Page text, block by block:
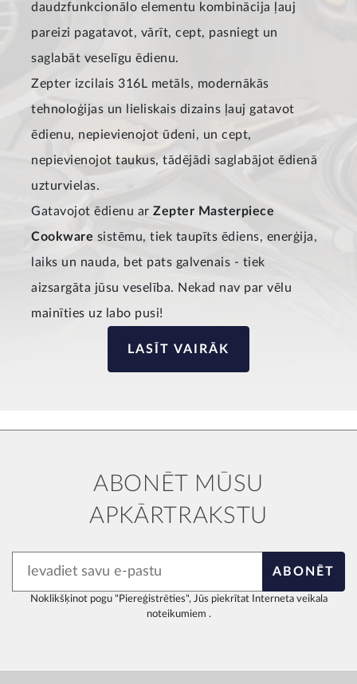
daudzfunkcionālo elementu kombinācija ļauj
pareizi pagatavot, vārīt, cept, pasniegt un
saglabāt veselīgu ēdienu.
Zepter izcilais 316L metāls, modernākās
tehnoloģijas un lieliskais dizains ļauj gatavot
ēdienu, nepievienojot ūdeni, un cept,
nepievienojot taukus, tādējādi saglabājot ēdienā
uzturvielas.
Gatavojot ēdienu ar Zepter Masterpiece
Cookware sistēmu, tiek taupīts ēdiens, enerģija,
laiks un nauda, bet pats galvenais - tiek
aizsargāta jūsu veselība. Nekad nav par vēlu
mainīties uz labo pusi!
LASĪT VAIRĀK
ABONĒT MŪSU
APKĀRTRAKSTU
ABONĒT
Noklikšķinot pogu "Piereģistrēties", Jūs piekrītat
Interneta veikala
noteikumiem .